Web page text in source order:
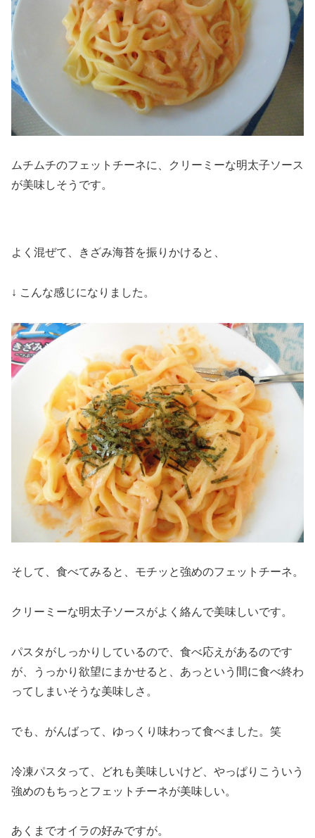
ムチムチのフェットチーネに、クリーミーな明太子ソース
が美味しそうです。
よく混ぜて、きざみ海苔を振りかけると、
↓ こんな感じになりました。
そして、食べてみると、モチッと強めのフェットチーネ。
クリーミーな明太子ソースがよく絡んで美味しいです。
パスタがしっかりしているので、食べ応えがあるのです
が、うっかり欲望にまかせると、あっという間に食べ終わ
ってしまいそうな美味しさ。
でも、がんばって、ゆっくり味わって食べました。笑
冷凍パスタって、どれも美味しいけど、やっぱりこういう
強めのもちっとフェットチーネが美味しい。
あくまでオイラの好みですが。